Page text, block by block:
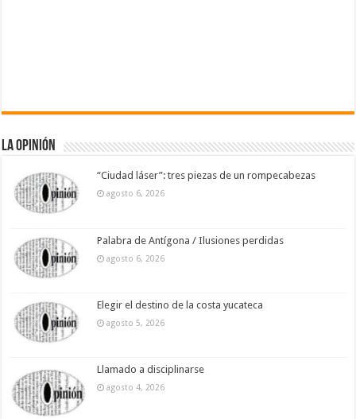
La Opinión
“Ciudad láser”: tres piezas de un rompecabezas
agosto 6, 2026
Palabra de Antígona / Ilusiones perdidas
agosto 6, 2026
Elegir el destino de la costa yucateca
agosto 5, 2026
Llamado a disciplinarse
agosto 4, 2026